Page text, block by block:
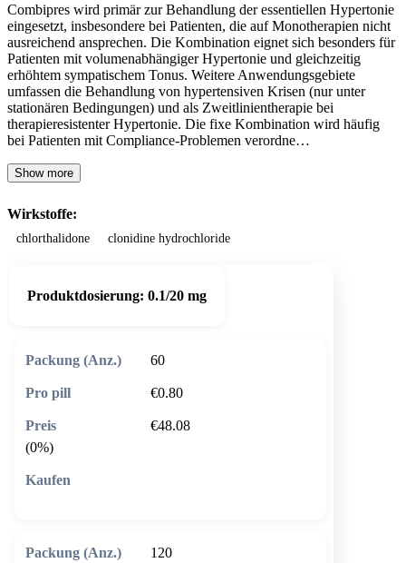
Combipres wird primär zur Behandlung der essentiellen Hypertonie
eingesetzt, insbesondere bei Patienten, die auf Monotherapien nicht
ausreichend ansprechen. Die Kombination eignet sich besonders für
Patienten mit volumenabhängiger Hypertonie und gleichzeitig
erhöhtem sympatischem Tonus. Weitere Anwendungsgebiete
umfassen die Behandlung von hypertensiven Krisen (nur unter
stationären Bedingungen) und als Zweitlinientherapie bei
therapieresistenter Hypertonie. Die fixe Kombination wird häufig
bei Patienten mit Compliance-Problemen verordne…
Show more
Wirkstoffe:
chlorthalidone clonidine hydrochloride
Produktdosierung: 0.1/20 mg
60
€0.80
€48.08
(0%)
120